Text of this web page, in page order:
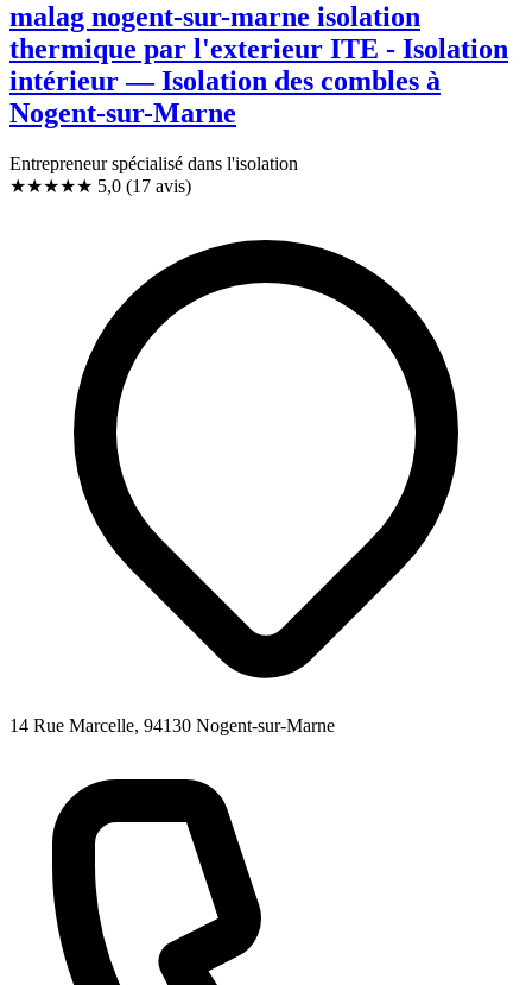
malag nogent-sur-marne isolation
thermique par l'exterieur ITE - Isolation
intérieur — Isolation des combles à
Nogent-sur-Marne
Entrepreneur spécialisé dans l'isolation
★★★★★ 5,0 (17 avis)
14 Rue Marcelle, 94130 Nogent-sur-Marne